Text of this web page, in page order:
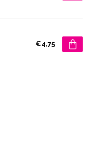
€4,75